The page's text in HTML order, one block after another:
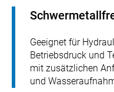
Geeignet für
Betriebsdruck und
mit zusätzlichen
und